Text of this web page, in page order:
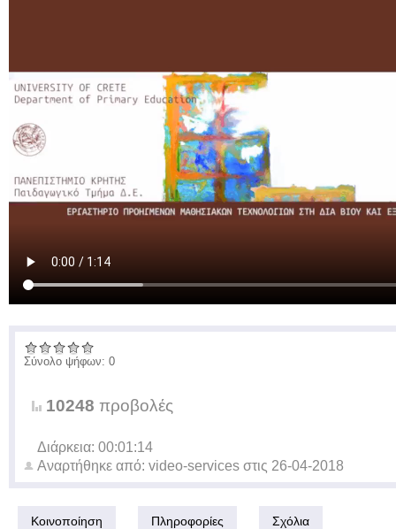
Σύνολο ψήφων: 0
10248 προβολές
Διάρκεια: 00:01:14
Αναρτήθηκε από: video-services στις 26-04-2018
Κοινοποίηση Πληροφορίες Σχόλια